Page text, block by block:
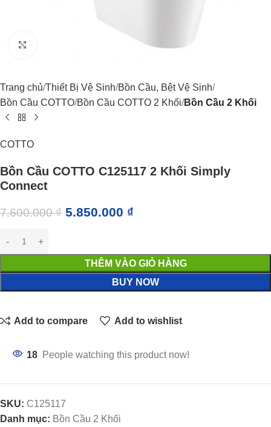
Trang chủ Thiết Bị Vệ Sinh Bồn Cầu, Bệt Vệ Sinh
Bồn Cầu COTTO Bồn Cầu COTTO 2 Khối Bồn Cầu 2 Khối
COTTO
Bồn Cầu COTTO C125117 2 Khối Simply
Connect
7.600.000₫ 5.850.000 ₫
THÊM VÀO GIỎ HÀNG
BUY NOW
Add to compare Add to wishlist
18 People watching this product now!
SKU: C125117
Danh mục: Bồn Cầu 2 Khối